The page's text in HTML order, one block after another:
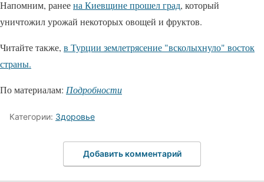
Напомним, ранеена Киевщине прошел град, который
уничтожил урожай некоторых овощей и фруктов.
Читайте также, в Турции землетрясение "всколыхнуло" восток
страны.
По материалам: Подробности
Категории: Здоровье
Добавить комментарий